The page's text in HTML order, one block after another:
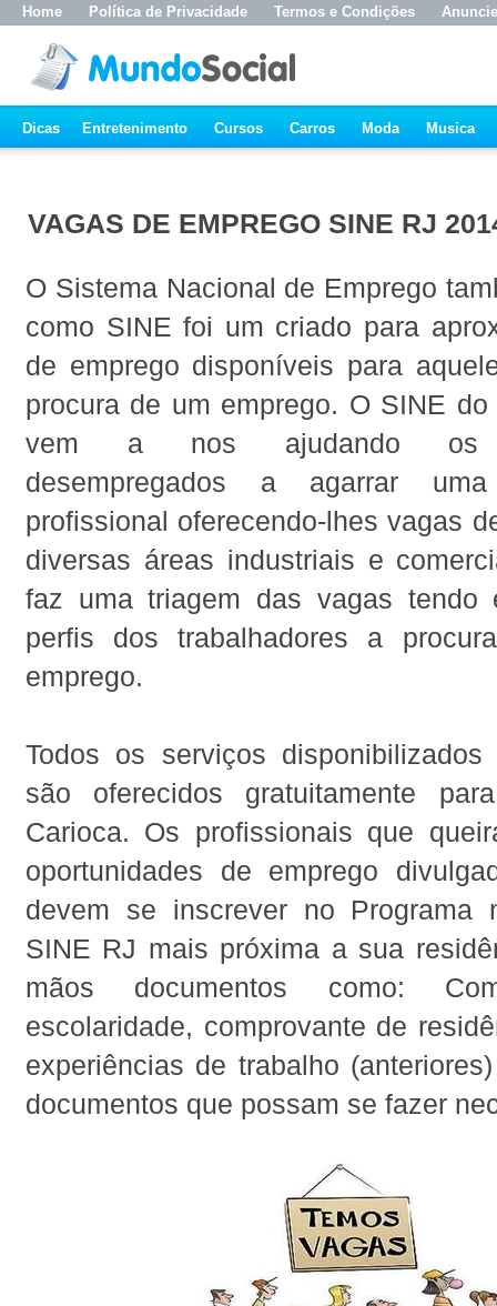
Home Política de Privacidade Termos e Condições Anuncie
Dicas Entretenimento Cursos Carros Moda Musica
VAGAS DE EMPREGO SINE RJ
O Sistema Nacional de Emprego
como SINE foi um criado para
de emprego disponíveis para
procura de um emprego. O SINE
vem a nos ajudando os
desempregados a agarrar uma
profissional oferecendo-lhes vagas
diversas áreas industriais e
faz uma triagem das vagas tendo
perfis dos trabalhadores a
emprego.
Todos os serviços
são oferecidos gratuitamente
Carioca. Os profissionais que
oportunidades de emprego
devem se inscrever no Programa
SINE RJ mais próxima a sua
mãos documentos como:
escolaridade, comprovante de
experiências de trabalho
documentos que possam se fazer